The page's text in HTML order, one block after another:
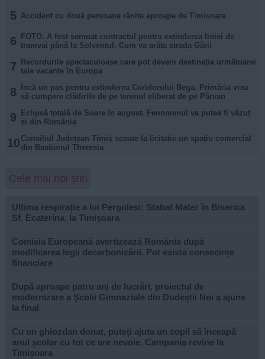
5 Accident cu două persoane rănite aproape de Timișoara
6
FOTO. A fost semnat contractul pentru extinderea liniei de
tramvai până la Solventul. Cum va arăta strada Gării
7
Recordurile spectaculoase care pot deveni destinația următoarei
tale vacanțe în Europa
8
Încă un pas pentru extinderea Coridorului Bega. Primăria vrea
să cumpere clădirile de pe terenul eliberat de pe Pârvan
9
Eclipsă totală de Soare în august. Fenomenul va putea fi văzut
și din România
10 Consiliul Județean Timiș scoate la licitație un spațiu comercial
din Bastionul Theresia
Cele mai noi știri
Ultima respirație a lui Pergolesi: Stabat Mater în Biserica
Sf. Ecaterina, la Timișoara
Comisia Europeană avertizează România după
modificarea legii decarbonizării. Pot exista consecințe
financiare
După aproape patru ani de lucrări, proiectul de
modernizare a Școlii Gimnaziale din Dudeștii Noi a ajuns
la final
Cu un ghiozdan donat, puteți ajuta un copil să înceapă
anul școlar cu tot ce are nevoie. Campania revine la
Timișoara